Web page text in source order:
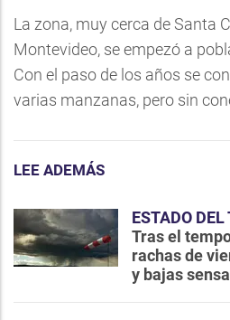
La zona, muy cerca de Santa
Montevideo, se empezó a
Con el paso de los años se
varias manzanas, pero sin
LEE ADEMÁS
ESTADO
Tras el
rachas de
y bajas